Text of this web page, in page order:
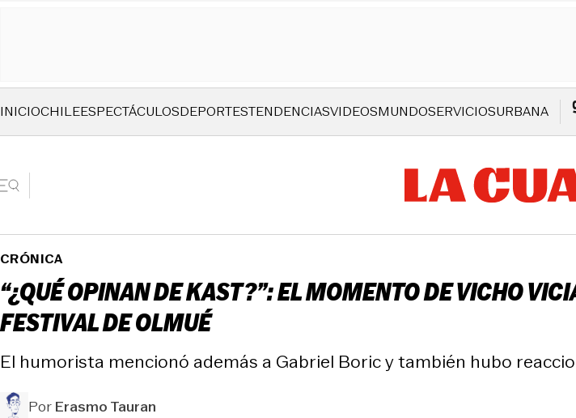
INICIOCHILEESPECTÁCULOSDEPORTESTENDENCIASVIDEOSMUNDOSERVICIOSURBANA
CRÓNICA
“¿QUÉ OPINAN DE KAST?”: EL MOMENTO DE VICHO
FESTIVAL DE OLMUÉ
El humorista mencionó además a Gabriel Boric y también hubo
PorErasmo Tauran